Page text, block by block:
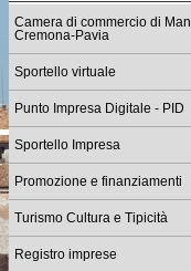
Camera di commercio di
Cremona-Pavia
Sportello virtuale
Punto Impresa Digitale - PID
Sportello Impresa
Promozione e finanziamenti
Turismo Cultura e Tipicità
Registro imprese